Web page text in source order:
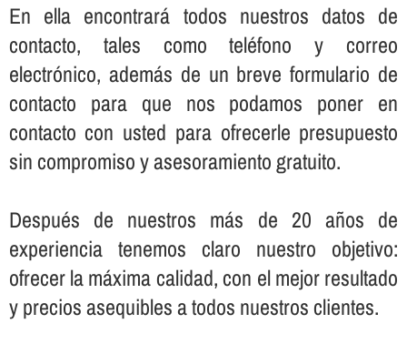
En ella encontrará todos nuestros datos de
contacto, tales como teléfono y correo
electrónico, además de un breve formulario de
contacto para que nos podamos poner en
contacto con usted para ofrecerle presupuesto
sin compromiso y asesoramiento gratuito.
Después de nuestros más de 20 años de
experiencia tenemos claro nuestro objetivo:
ofrecer la máxima calidad, con el mejor resultado
y precios asequibles a todos nuestros clientes.